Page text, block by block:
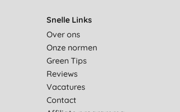
Snelle Links
Over ons
Onze normen
Green Tips
Reviews
Vacatures
Contact